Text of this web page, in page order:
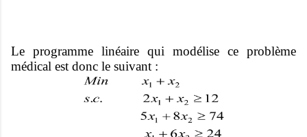
Le programme linéaire qui modélise ce problème
médical est donc le suivant :